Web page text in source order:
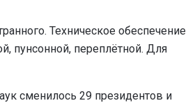
Техническое обеспечение
пунсонной, переплётной. Для
сменилось 29 президентов и